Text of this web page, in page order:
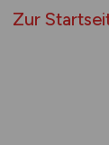
Zur